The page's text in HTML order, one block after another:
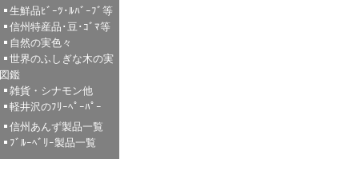
生鮮品ﾋﾞｰﾂ･ﾙﾊﾞｰﾌﾞ等
信州特産品･豆･ｺﾞﾏ等
自然の実色々
世界のふしぎな木の実
図鑑
雑貨・シナモン他
軽井沢のﾌﾘｰﾍﾟｰﾊﾟｰ
信州あんず製品一覧
ﾌﾞﾙｰﾍﾞﾘｰ製品一覧